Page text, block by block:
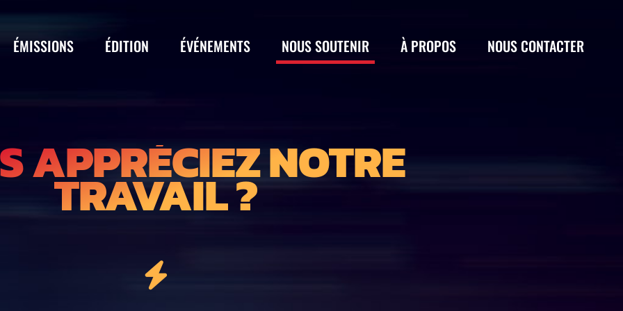
ÉMISSIONS ÉDITION ÉVÉNEMENTS NOUS SOUTENIR À PROPOS NOUS CONTACTER
APPRÉCIEZ NOTRE
TRAVAIL ?